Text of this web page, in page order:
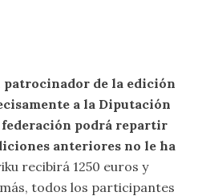
patrocinador de la edición
a la Diputación
federación podrá repartir
anteriores no le ha
recibirá 1250 euros y
todos los participantes